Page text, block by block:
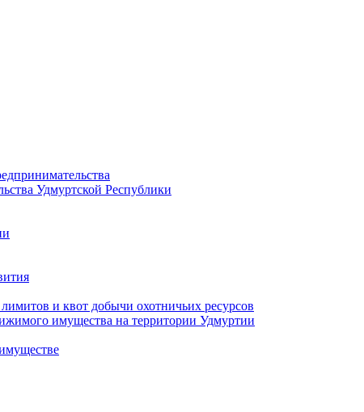
Удмуртской Республики
и квот добычи охотничьих ресурсов
имущества на территории Удмуртии